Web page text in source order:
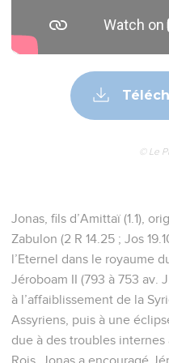
© Le
Jonas, fils d’Amittaï (1.1),
Zabulon (2 R 14.25 ; Jos
l’Eternel dans le royaume
Jéroboam II (793 à 753 av.
à l’affaiblissement de la
Assyriens, puis à une
due à des troubles
Rois, Jonas a encouragé